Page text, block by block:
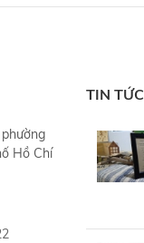
Hồ Chí
TIN